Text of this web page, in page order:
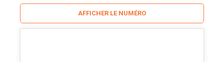
AFFICHER LE NUMÉRO